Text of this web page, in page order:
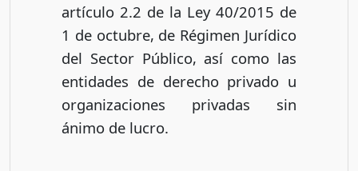
artículo 2.2 de la Ley 40/2015 de
1 de octubre, de Régimen Jurídico
del Sector Público, así como las
entidades de derecho privado u
organizaciones privadas sin
ánimo de lucro.